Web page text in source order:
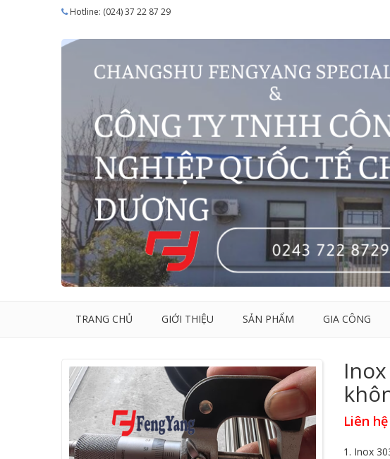
Hotline: (024) 37 22 87 29
TRANG CHỦ GIỚI THIỆU SẢN PHẨM GIA CÔNG
Liên
1. Inox